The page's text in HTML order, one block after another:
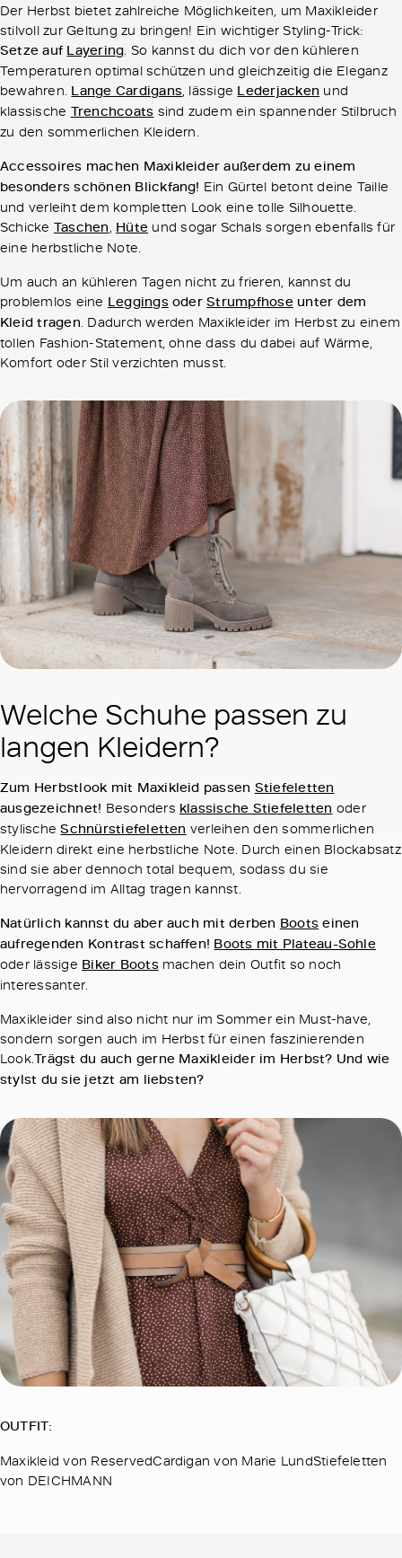
Der Herbst bietet zahlreiche Möglichkeiten, um Maxikleider
stilvoll zur Geltung zu bringen! Ein wichtiger Styling-Trick:
Setze auf Layering. So kannst du dich vor den kühleren
Temperaturen optimal schützen und gleichzeitig die Eleganz
bewahren. Lange Cardigans, lässige Lederjacken und
klassische Trenchcoats sind zudem ein spannender Stilbruch
zu den sommerlichen Kleidern.
Accessoires machen Maxikleider außerdem zu einem
besonders schönen Blickfang! Ein Gürtel betont deine Taille
und verleiht dem kompletten Look eine tolle Silhouette.
Schicke Taschen, Hüte und sogar Schals sorgen ebenfalls für
eine herbstliche Note.
Um auch an kühleren Tagen nicht zu frieren, kannst du
problemlos eine LeggingsoderStrumpfhoseunter dem
Kleid tragen. Dadurch werden Maxikleider im Herbst zu einem
tollen Fashion-Statement, ohne dass du dabei auf Wärme,
Komfort oder Stil verzichten musst.
Welche Schuhe passen zu
langen Kleidern?
Zum Herbstlook mit Maxikleid passen Stiefeletten
ausgezeichnet! Besonders klassische Stiefeletten oder
stylischeSchnürstiefeletten verleihen den sommerlichen
Kleidern direkt eine herbstliche Note. Durch einen Blockabsatz
sind sie aber dennoch total bequem, sodass du sie
hervorragend im Alltag tragen kannst.
Natürlich kannst du aber auch mit derben Bootseinen
aufregenden Kontrast schaffen! Boots mit Plateau-Sohle
oder lässige Biker Bootsmachen dein Outfit so noch
interessanter.
Maxikleider sind also nicht nur im Sommer ein Must-have,
sondern sorgen auch im Herbst für einen faszinierenden
Look.Trägst du auch gerne Maxikleider im Herbst? Und wie
stylst du sie jetzt am liebsten?
OUTFIT:
Maxikleid von ReservedCardigan von Marie LundStiefeletten
von DEICHMANN